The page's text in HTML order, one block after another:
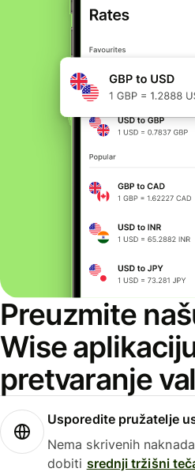
Preuzmite
Wise
pretvaranje
Usporedite pružatelje
Nema skrivenih
dobiti srednji tržišni